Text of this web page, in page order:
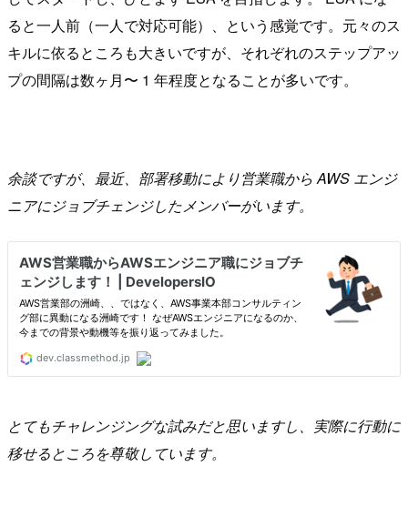
ると一人前（一人で対応可能）、という感覚です。元々のス
キルに依るところも大きいですが、それぞれのステップアッ
プの間隔は数ヶ月〜 1 年程度となることが多いです。
余談ですが、最近、部署移動により営業職から AWS エンジ
ニアにジョブチェンジしたメンバーがいます。
とてもチャレンジングな試みだと思いますし、実際に行動に
移せるところを尊敬しています。